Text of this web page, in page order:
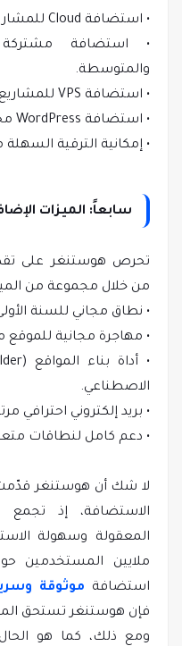
• استضافة Cloud للمشاريع عالية الحركة والطلب.
• استضافة مشتركة
والمتوسطة.
• استضافة VPS للمشاريع التي تحتاج موارد مخصصة.
• استضافة WordPress محسّنة لمستخدمي ووردبريس.
• إمكانية الترقية
سابعاً: الميزات
تحرص هوستنغر على
من خلال مجموعة من
• نطاق مجاني للسنة
• مهاجرة مجانية للموقع
الاصطناعي.
• بريد إلكتروني احترافي
• دعم كامل لنطاقات
لا شك أن هوستنغر
الاستضافة، إذ تجمع
المعقولة وسهولة
ملايين المستخدمين
استضافة موثوقة
فإن هوستنغر تستحق
ومع ذلك، كما هو